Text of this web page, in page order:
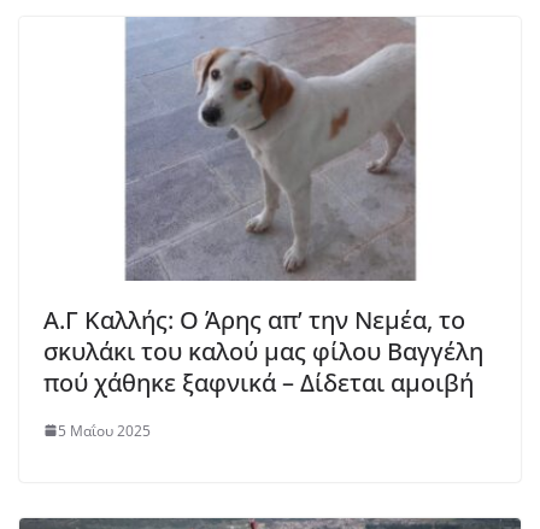
Α.Γ Καλλής: Ο Άρης απ’ την Νεμέα, το
σκυλάκι του καλού μας φίλου Βαγγέλη
πού χάθηκε ξαφνικά – Δίδεται αμοιβή
5 Μαΐου 2025